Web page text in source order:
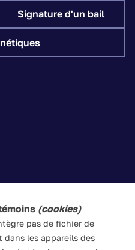
(cookies)
pas de fichier de
les appareils des
Signature d'un bail
à vulgariser les lois
loi. En cas de divergence
textes législatifs, ces